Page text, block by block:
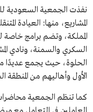
نفذت الجمعية السعودية
المشاريع، منها: العيادة
المملكة، وتضم برامج
السكري والسمنة، ونادي
الحلوة، حيث يجمع عديدًا
الأول وأهاليهم من المنطقة
كما تنظم الجمعية